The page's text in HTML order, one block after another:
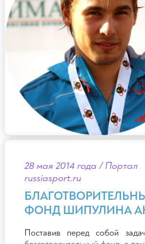
28 мая 2014 года / Портал
russiasport.ru
ФОНД ШИПУЛИНА
Поставив перед собой